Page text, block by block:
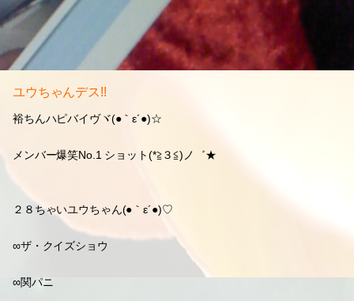
ユウちゃんデス!!
裕ちんハピバイヴヾ(●｀ε´●)☆
メンバー爆笑No.1 ショット(*≧３≦)ノ゛★
２８ちゃいユウちゃん(●｀ε´●)♡
∞ザ・クイズショウ
∞関パニ